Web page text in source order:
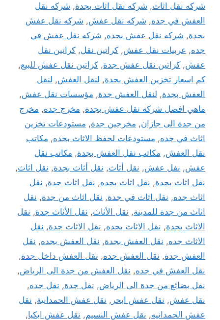
شركه نقل اثاث, شركه نقل اثاث بجدة, شركه نقل
العفش في جده, شركه نقل عفش, شركه نقل عفش
بجدة, شركه نقل عفش بجده, شركه نقل عفش في
جده, عربيات نقل عفش, كراتين نقل, كراتين نقل
عفش, كراتين نقل عفش جدة, كراتين نقل عفش للبيع,
كم اسعار تخزين العفش بجدة, لنقل العفش, لنقل
العفش بجدة, لنقل العفش جدة, مؤسسات نقل عفش,
ماهي افضل شركة نقل عفش بجدة, مخرج جده, مخرج
من جدة الى جازان, مخرجين جدة, مستودعات تخزين
اثاث في جده, مستودعات لحفظ الاثاث بجده, مكاتب
نقل العفش, مكاتب نقل العفش بجدة, مكاتب نقل
عفش, نفل عفش, نقل أثاث, نقل أثاث بجدة, نقل اثاث,
نقل اثاث بجدة, نقل اثاث بجده, نقل اثاث جدة, نقل
اثاث جده, نقل اثاث في جدة, نقل اثاث من جدة, نقل
اثاث من جدة للمدينة, نقل الأثاث, نقل الأثاث جدة, نقل
الاثاث بجدة, نقل الاثاث بجده, نقل الاثاث جدة, نقل
الاثاث جده, نقل العفش بجدة, نقل العفش بجده, نقل
العفش جدة, نقل العفش جده, نقل العفش داخل جدة,
نقل العفش في جده, نقل العفش من جدة الى الرياض,
نقل بضائع من جدة الى الرياض, نقل جدة, نقل جده,
نقل عفش, نقل عفش ابحر , نقل عفش الحمدانية, نقل
عفش الحمدانيه, نقل عفش النسيم, نقل عفش ايكيا,